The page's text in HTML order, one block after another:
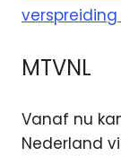
verspreiding
MTVNL
Vanaf nu
Nederland